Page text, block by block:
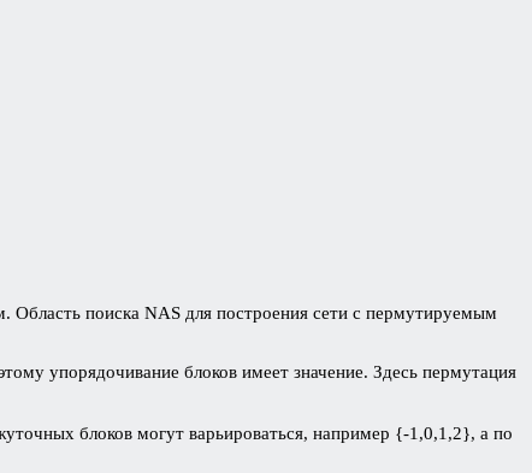
поиска NAS для построения сети с пермутируемым
упорядочивание блоков имеет значение. Здесь пермутация
блоков могут варьироваться, например {-1,0,1,2}, а по